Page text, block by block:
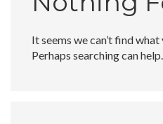
It seems we can’t find
Perhaps searching can help.